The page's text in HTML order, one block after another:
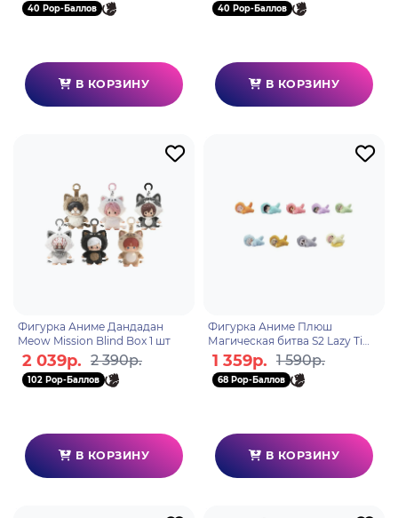
40 Pop-Баллов
В КОРЗИНУ
40 Pop-Баллов
В КОРЗИНУ
Фигурка Аниме Дандадан
Meow Mission Blind Box 1 шт
2 039р. 2 390р.
102 Pop-Баллов
В КОРЗИНУ
Фигурка Аниме Плюш
Магическая битва S2 Lazy Time
Minis Blind Box 1 шт
1 359р. 1 590р.
68 Pop-Баллов
В КОРЗИНУ